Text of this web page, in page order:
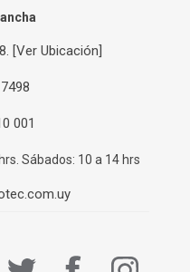
[Ver Ubicación]
001
Sábados: 10 a 14 hrs